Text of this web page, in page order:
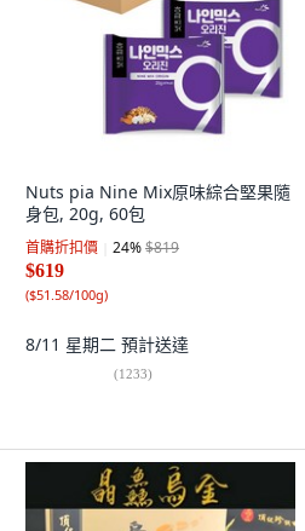
Nuts pia Nine Mix原味綜合堅果隨
身包, 20g, 60包
首購折扣價 24%$819
$619
($51.58/100g)
8/11 星期二 預計送達
(1233)